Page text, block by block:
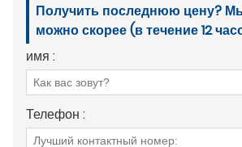
Получить последнюю цену?
можно скорее (в течение 12
имя :
Телефон :